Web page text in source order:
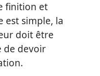
finition et
est simple, la
doit être
de devoir